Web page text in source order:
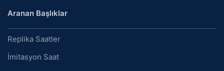
Aranan Başlıklar
Replika Saatler
İmitasyon Saat